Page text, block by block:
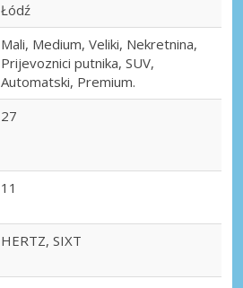
Łódź
Mali, Medium, Veliki, Nekretnina,
Prijevoznici putnika, SUV,
Automatski, Premium.
27
11
HERTZ, SIXT